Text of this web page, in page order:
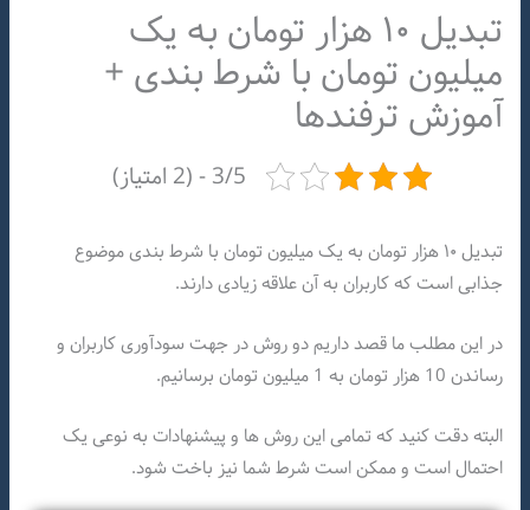
تبدیل ۱۰ هزار تومان به یک
میلیون تومان با شرط بندی +
آموزش ترفندها
3/5 - (2 امتیاز)
تبدیل ۱۰ هزار تومان به یک میلیون تومان با شرط بندی موضوع
جذابی است که کاربران به آن علاقه زیادی دارند.
در این مطلب ما قصد داریم دو روش در جهت سودآوری کاربران و
رساندن 10 هزار تومان به 1 میلیون تومان برسانیم.
البته دقت کنید که تمامی این روش ها و پیشنهادات به نوعی یک
احتمال است و ممکن است شرط شما نیز باخت شود.